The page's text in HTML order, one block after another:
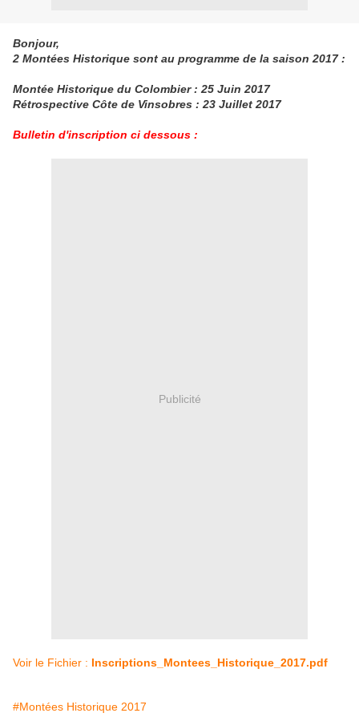
Bonjour,
2 Montées Historique sont au programme de la saison 2017 :
Montée Historique du Colombier : 25 Juin 2017
Rétrospective Côte de Vinsobres : 23 Juillet 2017
Bulletin d'inscription ci dessous :
Publicité
Voir le Fichier : Inscriptions_Montees_Historique_2017.pdf
#Montées Historique 2017